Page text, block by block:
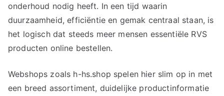
onderhoud nodig heeft. In een tijd waarin
duurzaamheid, efficiëntie en gemak centraal staan, is
het logisch dat steeds meer mensen essentiële RVS
producten online bestellen.
Webshops zoals h-hs.shop spelen hier slim op in met
een breed assortiment, duidelijke productinformatie